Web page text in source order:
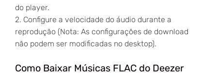
do player.
2. Configure a velocidade do áudio durante a
reprodução (Nota: As configurações de download
não podem ser modificadas no desktop).
Como Baixar Músicas FLAC do Deezer